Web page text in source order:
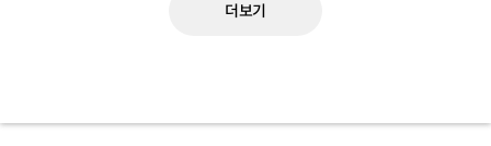
더보기